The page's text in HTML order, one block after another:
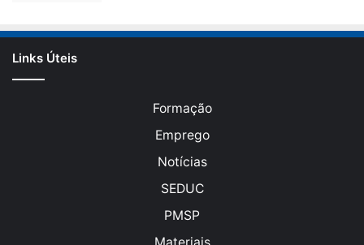
Links Úteis
Formação
Emprego
Notícias
SEDUC
PMSP